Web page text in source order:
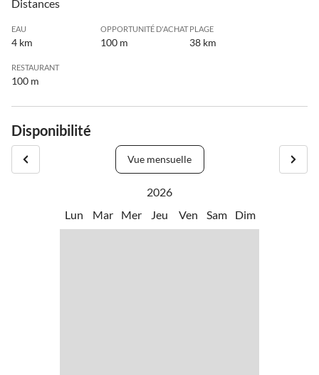
Distances
EAU
4 km
OPPORTUNITÉ D'ACHAT
100 m
PLAGE
38 km
RESTAURANT
100 m
Disponibilité
Vue mensuelle
2026
Lun
Mar Mer Jeu Ven Sam Dim